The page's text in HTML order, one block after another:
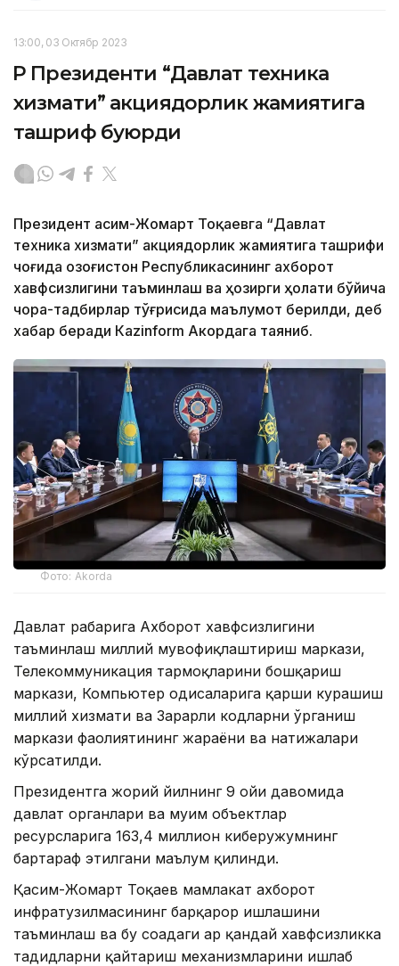
13:00, 03 Октябр 2023
ҚР Президенти “Давлат техника
хизмати” акциядорлик жамиятига
ташриф буюрди
Президент Қасим-Жомарт Тоқаевга “Давлат
техника хизмати” акциядорлик жамиятига ташрифи
чоғида Қозоғистон Республикасининг ахборот
хавфсизлигини таъминлаш ва ҳозирги ҳолати бўйича
чора-тадбирлар тўғрисида маълумот берилди, деб
хабар беради Каzinform Акордага таяниб.
Фото: Akorda
Давлат раҳбарига Ахборот хавфсизлигини
таъминлаш миллий мувофиқлаштириш маркази,
Телекоммуникация тармоқларини бошқариш
маркази, Компьютер ҳодисаларига қарши курашиш
миллий хизмати ва Зарарли кодларни ўрганиш
маркази фаолиятининг жараёни ва натижалари
кўрсатилди.
Президентга жорий йилнинг 9 ойи давомида
давлат органлари ва муҳим объектлар
ресурсларига 163,4 миллион киберҳужумнинг
бартараф этилгани маълум қилинди.
Қасим-Жомарт Тоқаев мамлакат ахборот
инфратузилмасининг барқарор ишлашини
таъминлаш ва бу соҳадаги ҳар қандай хавфсизликка
таҳдидларни қайтариш механизмларини ишлаб